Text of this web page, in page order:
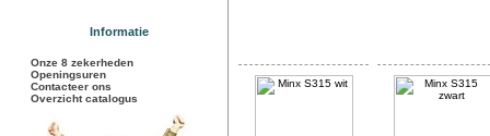
Informatie
Onze 8 zekerheden
Openingsuren
Contacteer ons
Overzicht catalogus